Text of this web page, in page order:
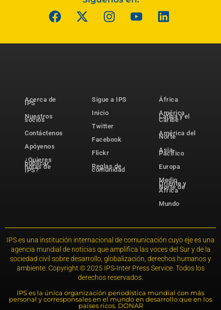
Acerca de
IPS
Nuestros
socios
Contáctenos
Apóyenos
¿Quieres
publicar
notas de
IPS?
Sigue a IPS
Inicio
Twitter
Facebook
Flickr
Reglas de
comunidad
África
América
Latina y el
Caribe
América del
Norte
Asia-
Pacífico
Europa
Medio
Oriente y
Norte de
África
Mundo
IPS es una institución internacional de comunicación cuyo eje es una
agencia mundial de noticias que amplifica las voces del Sur y de la
sociedad civil sobre desarrollo, globalización, derechos humanos y
ambiente. Copyright © 2025 IPS-Inter Press Service. Todos los
derechos reservados.
IPS es la única organización periodística mundial con más
personal y corresponsales en el mundo en desarrollo que en los
países ricos. DONAR